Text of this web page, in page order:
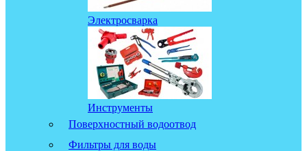
Электросварка
Инструменты
Поверхностный водоотвод
Фильтры для воды